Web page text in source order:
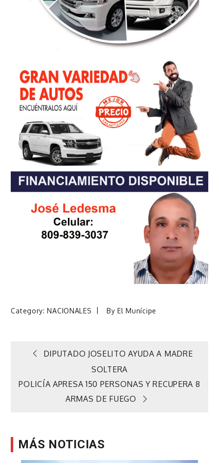
Category:NACIONALES ByEl Munícipe
Navegación
de
DIPUTADO JOSELITO AYUDA A MADRE
SOLTERA
POLICÍA APRESA 150 PERSONAS Y RECUPERA 8
ARMAS DE FUEGO
MÁS NOTICIAS